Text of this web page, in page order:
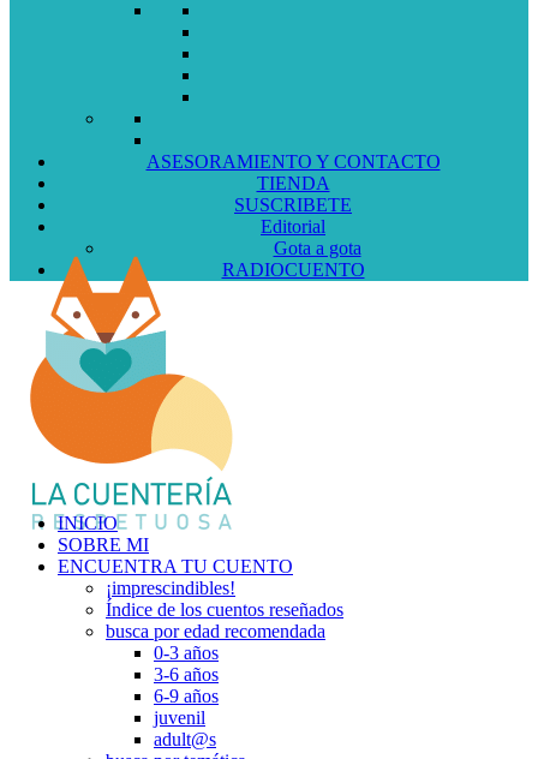
ASESORAMIENTO Y CONTACTO
TIENDA
SUSCRIBETE
Editorial
Gota a gota
RADIOCUENTO
INICIO
SOBRE MI
ENCUENTRA TU CUENTO
¡imprescindibles!
Índice de los cuentos reseñados
busca por edad recomendada
0-3 años
3-6 años
6-9 años
juvenil
adult@s